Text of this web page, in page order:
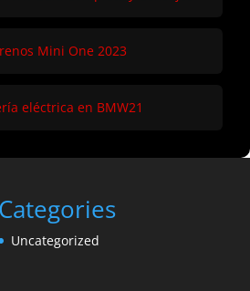
Mini One 2023
eléctrica en BMW21
Categories
Uncategorized